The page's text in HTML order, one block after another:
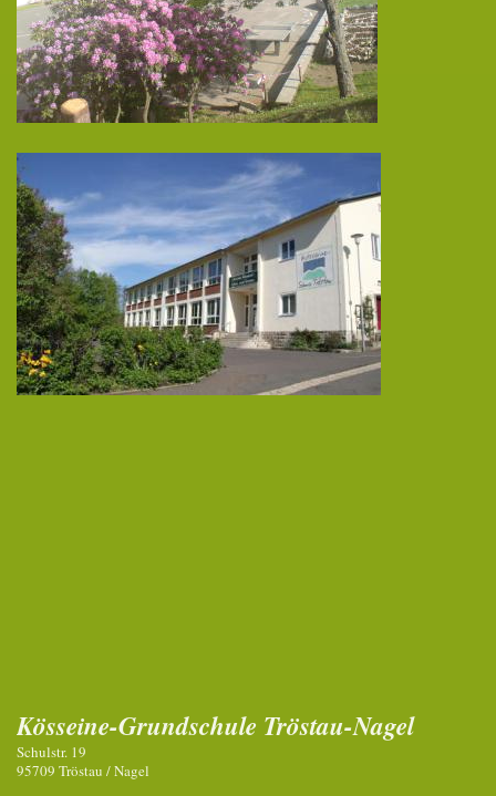
Kösseine-Grundschule Tröstau-Nagel
Schulstr. 19
95709 Tröstau / Nagel